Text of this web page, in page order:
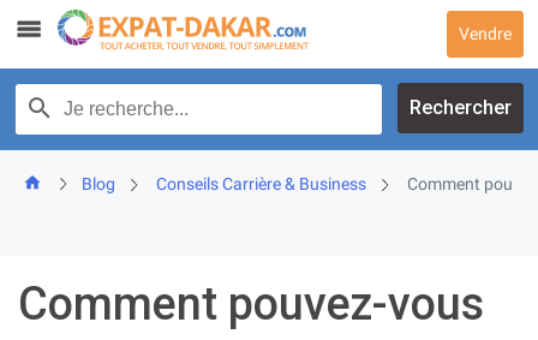
content
Vendre
Recherche par texte
Rechercher
Blog Conseils Carrière & Business Comment
Comment pouvez-vous